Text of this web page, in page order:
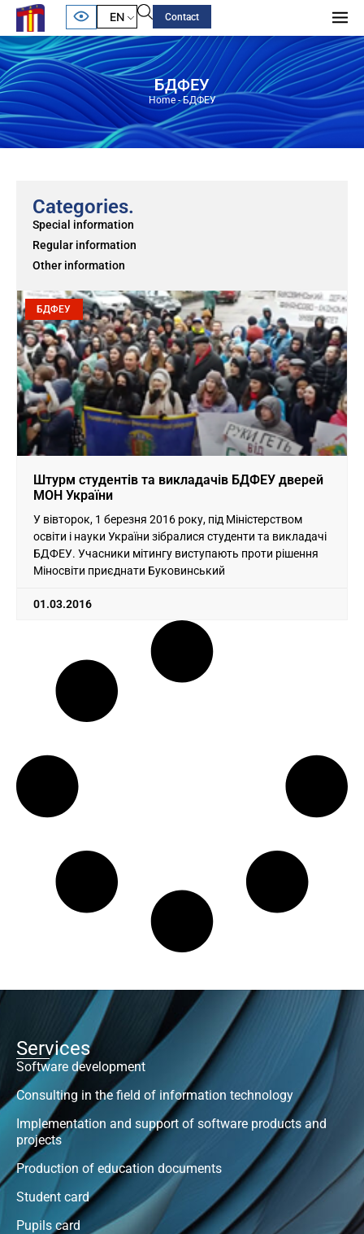
EN Contact
БДФЕУ
Home-БДФЕУ
Categories.
Special information
Regular information
Other information
БДФЕУ
Штурм студентів та викладачів БДФЕУ дверей
МОН України
У вівторок, 1 березня 2016 року, під Міністерством
освіти і науки України зібралися студенти та викладачі
БДФЕУ. Учасники мітингу виступають проти рішення
Міносвіти приєднати Буковинський
01.03.2016
Services
Software development
Consulting in the field of information technology
Implementation and support of software products and
projects
Production of education documents
Student card
Pupils card